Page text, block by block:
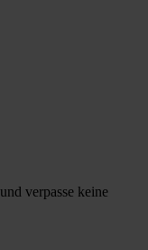
verpasse keine